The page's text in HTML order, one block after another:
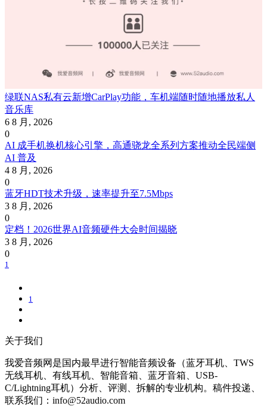
绿联NAS私有云新增CarPlay功能，车机端随时随地播放私人
音乐库
6 8 月, 2026
0
AI 成手机换机核心引擎，高通骁龙全系列方案推动全民端侧
AI 普及
4 8 月, 2026
0
蓝牙HDT技术升级，速率提升至7.5Mbps
3 8 月, 2026
0
定档！2026世界AI音频硬件大会时间揭晓
3 8 月, 2026
0
1
1
关于我们
我爱音频网是国内最早进行智能音频设备（蓝牙耳机、TWS
无线耳机、有线耳机、智能音箱、蓝牙音箱、USB-
C/Lightning耳机）分析、评测、拆解的专业机构。稿件投递、
联系我们：info@52audio.com